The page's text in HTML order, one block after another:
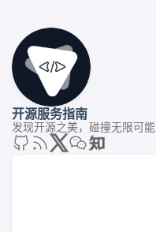
开源服务指南
发现开源之美，碰撞无限可能